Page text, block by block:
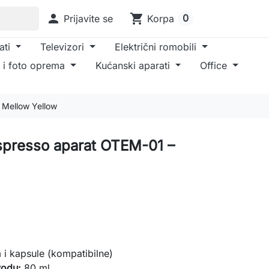
 Prijavite se shopping_cart Korpa 0
Televizori
Električni romobili
i foto oprema Kućanski aparati
Office
Yellow
aparat OTEM-01 –
i kapsule (kompatibilne)